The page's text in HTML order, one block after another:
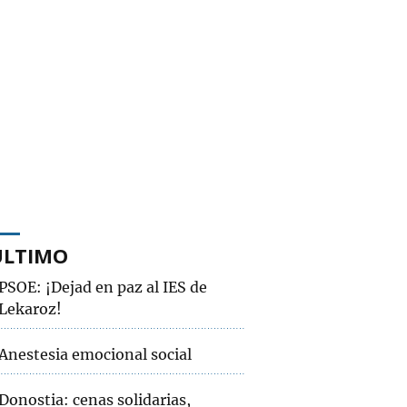
¡Dejad en paz al IES de
emocional social
cenas solidarias,